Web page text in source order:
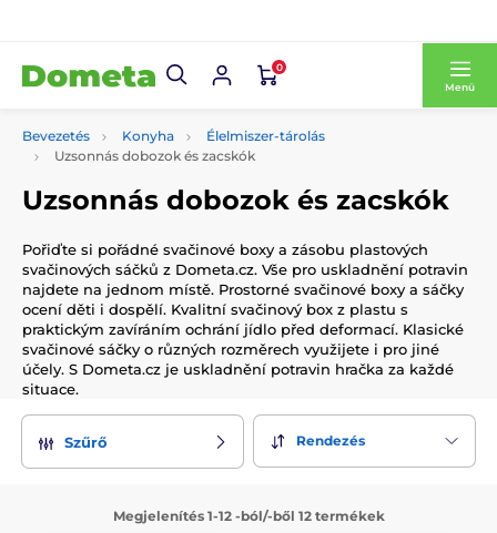
0
Menü
Bevezetés Konyha
Élelmiszer-tárolás
Uzsonnás dobozok és zacskók
Uzsonnás dobozok és zacskók
Pořiďte si pořádné svačinové boxy a zásobu plastových
svačinových sáčků z Dometa.cz. Vše pro uskladnění potravin
najdete na jednom místě. Prostorné svačinové boxy a sáčky
ocení děti i dospělí. Kvalitní svačinový box z plastu s
praktickým zavíráním ochrání jídlo před deformací. Klasické
svačinové sáčky o různých rozměrech využijete i pro jiné
účely. S Dometa.cz je uskladnění potravin hračka za každé
situace.
Szűrő Rendezés
Megjelenítés 1-12 -ból/-ből 12 termékek